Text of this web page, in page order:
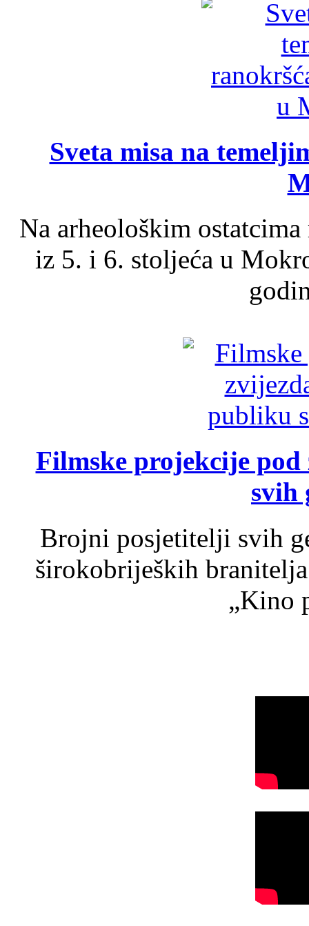
Sveta misa na
Na arheološkim
iz 5. i 6. stoljeća u
Filmske projekcije
svih
Brojni posjetitelji svih
širokobrijeških
„Kino